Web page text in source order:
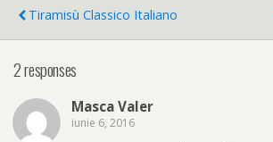
Tiramisù Classico Italiano
2 responses
Masca Valer
iunie 6, 2016